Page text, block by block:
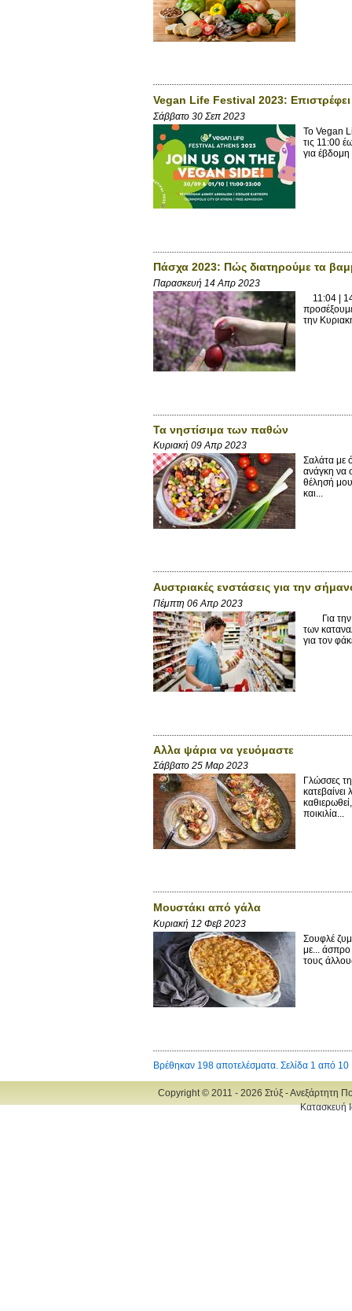
Vegan Life Festival 2023:
Σάββατο 30 Σεπ 2023
Το Vegan
τις 11:00
για έβδομη
Πάσχα 2023: Πώς διατηρούμε τα
Παρασκευή 14 Απρ 2023
11:04 | 14
την
Τα νηστίσιμα των παθών
Κυριακή 09 Απρ 2023
Σαλάτα με
ανάγκη να
θέλησή
και...
Αυστριακές ενστάσεις για την
Πέμπτη 06 Απρ 2023
Για την
των
για τον
Αλλα ψάρια να γευόμαστε
Σάββατο 25 Μαρ 2023
Γλώσσες
ποικιλία...
Μουστάκι από γάλα
Κυριακή 12 Φεβ 2023
Σουφλέ
με... άσπρο
τους
Βρέθηκαν 198 αποτελέσματα. Σελίδα 1 από 10
Copyright © 2011 - 2026 Στύξ - Ανεξάρτητη
Κατασκευή